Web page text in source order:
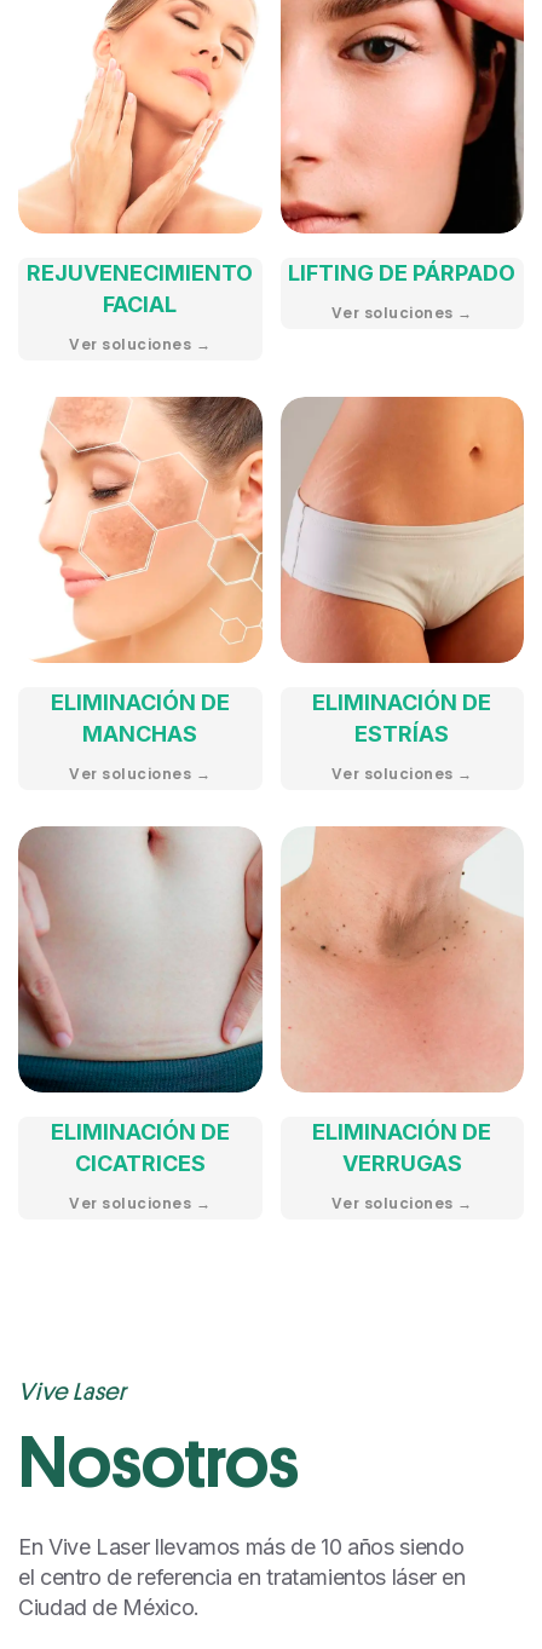
REJUVENECIMIENTO
FACIAL
Ver soluciones →
LIFTING DE PÁRPADO
Ver soluciones →
ELIMINACIÓN DE
MANCHAS
Ver soluciones →
ELIMINACIÓN DE
ESTRÍAS
Ver soluciones →
ELIMINACIÓN DE
CICATRICES
Ver soluciones →
ELIMINACIÓN DE
VERRUGAS
Ver soluciones →
Vive Laser
Nosotros
En Vive Laser llevamos más de 10 años siendo
el centro de referencia en tratamientos láser en
Ciudad de México.